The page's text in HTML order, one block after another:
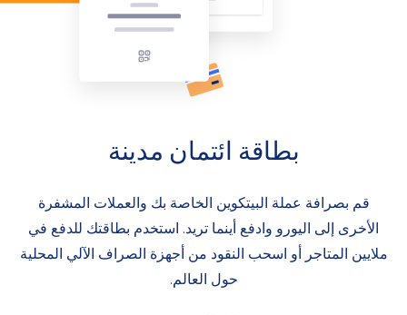
بطاقة ائتمان مدينة
قم بصرافة عملة البيتكوين الخاصة بك والعملات المشفرة
الأخرى إلى اليورو وادفع أينما تريد. استخدم بطاقتك للدفع في
ملايين المتاجر أو اسحب النقود من أجهزة الصراف الآلي المحلية
حول العالم.